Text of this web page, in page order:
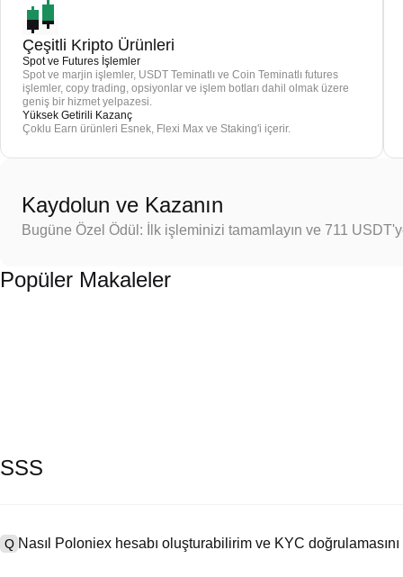
Çeşitli Kripto Ürünleri
Spot ve Futures İşlemler
Spot ve marjin işlemler, USDT Teminatlı ve Coin Teminatlı futures
işlemler, copy trading, opsiyonlar ve işlem botları dahil olmak üzere
geniş bir hizmet yelpazesi.
Yüksek Getirili Kazanç
Çoklu Earn ürünleri Esnek, Flexi Max ve Staking'i içerir.
Kaydolun ve Kazanın
Bugüne Özel Ödül: İlk işleminizi tamamlayın ve 711
Popüler Makaleler
SSS
Q Nasıl Poloniex hesabı oluşturabilirim ve KYC